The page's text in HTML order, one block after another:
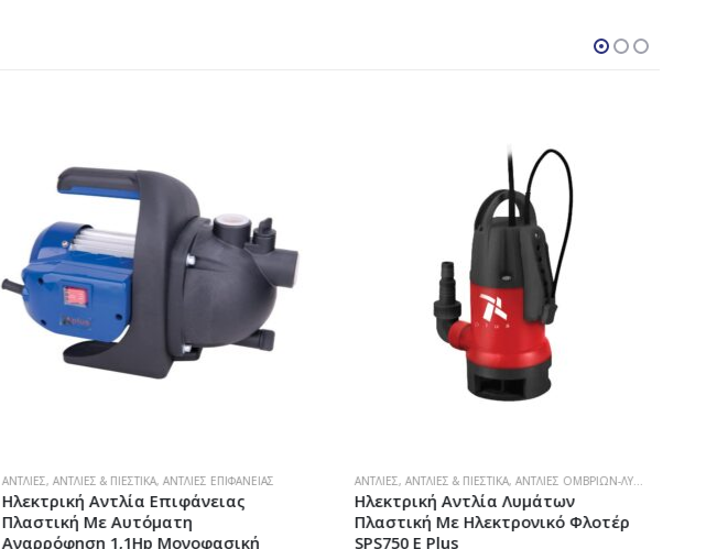
ΑΝΤΛΊΕΣ,ΑΝΤΛΊΕΣ & ΠΙΕΣΤΙΚΆ,ΑΝΤΛΊΕΣ ΕΠΙΦΆΝΕΙΑΣ
Ηλεκτρική Αντλία Επιφάνειας
Πλαστική Με Αυτόματη
Αναρρόφηση 1,1Hp Μονοφασική
ΑΝΤΛΊΕΣ,ΑΝΤΛΊΕΣ & ΠΙΕΣΤΙΚΆ,ΑΝΤΛΊΕΣ ΟΜΒΡΊΩΝ-ΛΥΜΆΤΩΝ
Ηλεκτρική Αντλία Λυμάτων
Πλαστική Με Ηλεκτρονικό Φλοτέρ
SPS750 E Plus